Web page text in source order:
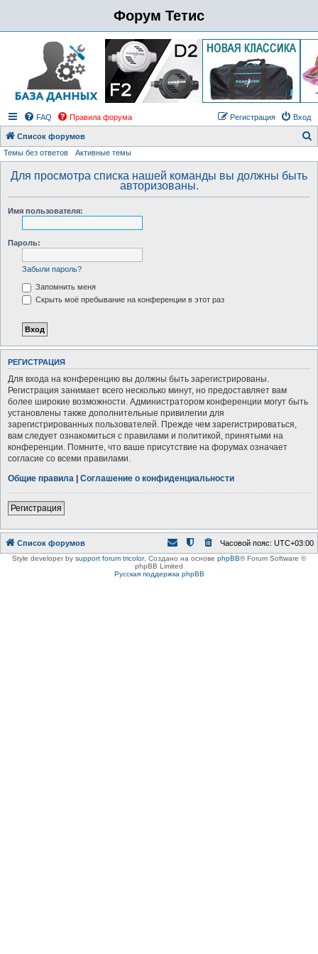
Форум Тетис
FAQ Правила форума Вход
Регистрация
Список форумов
Темы без ответов Активные темы
Для просмотра списка нашей команды вы должны быть
авторизованы.
Имя пользователя:
Пароль:
Забыли пароль?
Запомнить меня
Скрыть моё пребывание на конференции в этот раз
РЕГИСТРАЦИЯ
Для входа на конференцию вы должны быть зарегистрированы.
Регистрация занимает всего несколько минут, но предоставляет вам
более широкие возможности. Администратором конференции могут быть
установлены также дополнительные привилегии для
зарегистрированных пользователей. Прежде чем зарегистрироваться,
вам следует ознакомиться с правилами и политикой, принятыми на
конференции. Помните, что ваше присутствие на форумах означает
согласие со всеми правилами.
Общие правила | Соглашение о конфиденциальности
Регистрация
Список форумов Часовой пояс: UTC+03:00
Style developer by support forum tricolor, Создано на основе phpBB® Forum Software ©
phpBB Limited
Русская поддержка phpBB